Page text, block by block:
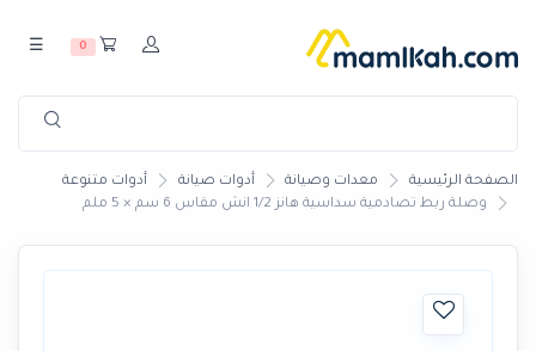
0
☰
الصفحة الرئيسية معدات وصيانة أدوات صيانة
أدوات متنوعة
وصلة ربط تصادمية سداسية هانز 1/2 انش مقاس 6 سم × 5 ملم